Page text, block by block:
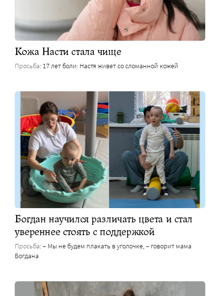
Кожа Насти стала чище
Просьба: 17 лет боли: Настя живет со сломанной кожей
Богдан научился различать цвета и стал
увереннее стоять с поддержкой
Просьба: – Мы не будем плакать в уголочке, – говорит мама
Богдана